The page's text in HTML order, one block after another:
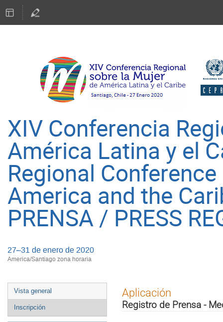
XIV Conferencia
América Latina y el
Regional
America and the
PRENSA / PRESS
27–31 de enero de 2020
America/Santiago zona horaria
Event
menu
Vista general
Inscripción
Aplicación
Registro de Prensa -